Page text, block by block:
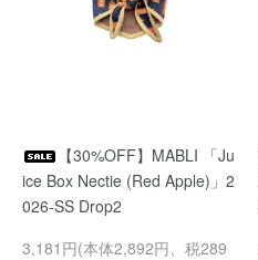
【30%OFF】MABLI 「Ju
ice Box Nectie (Red Apple)」2
026-SS Drop2
3,181円(本体2,892円、税289